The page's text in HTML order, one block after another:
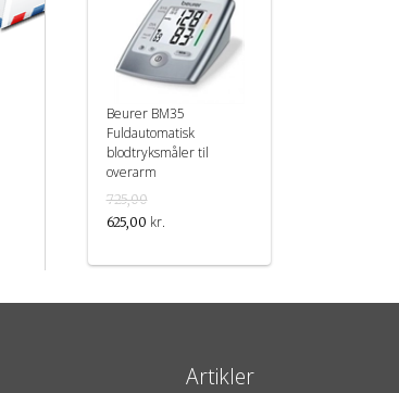
Beurer BM35
Fuldautomatisk
blodtryksmåler til
overarm
725,00
625,00 kr.
Artikler